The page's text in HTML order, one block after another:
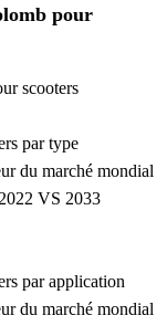
pour
scooters
par type
du marché mondial
VS 2033
par application
du marché mondial